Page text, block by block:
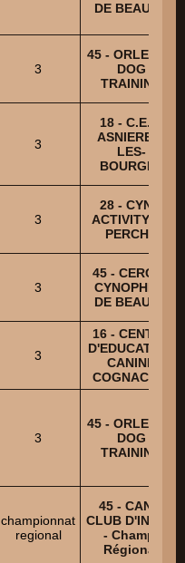
DE BEAUCE
3
45 - ORLEANS
DOG
TRAINING
3
18 - C.E.C.
ASNIERES-
LES-
BOURGES
3
28 - CYNO
ACTIVITY OF
PERCHE
3
45 - CERCLE
CYNOPHILE
DE BEAUCE
3
16 - CENTRE
D'EDUCATION
CANINE
COGNACAIS
3
45 - ORLEANS
DOG
TRAINING
championnat
regional
45 - CANIS
CLUB D'INGRE
- Champ.
Régional